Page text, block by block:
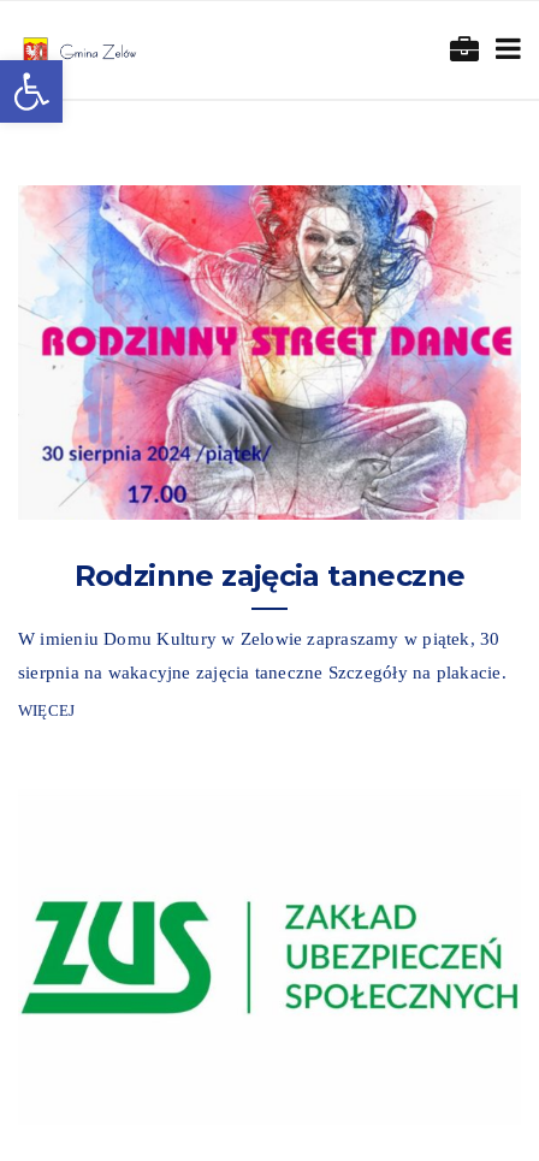
Otwórz pasek narzędzi
Rodzinne zajęcia taneczne
W imieniu Domu Kultury w Zelowie zapraszamy w piątek, 30
sierpnia na wakacyjne zajęcia taneczne Szczegóły na plakacie.
WIĘCEJ